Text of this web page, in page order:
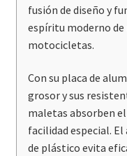
fusión de diseño y
espíritu moderno de
motocicletas.
Con su placa de
grosor y sus
maletas absorben
facilidad especial.
de plástico evita